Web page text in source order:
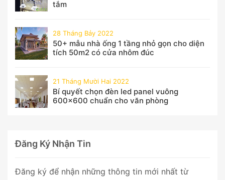
tắm
28 Tháng Bảy 2022
50+ mẫu nhà ống 1 tầng nhỏ gọn cho diện
tích 50m2 có cửa nhôm đúc
21 Tháng Mười Hai 2022
Bí quyết chọn đèn led panel vuông
600x600 chuẩn cho văn phòng
Đăng Ký Nhận Tin
Đăng ký để nhận những thông tin mới nhất từ